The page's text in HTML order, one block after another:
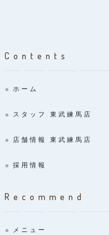
Contents
ホーム
スタッフ 東武練馬店
店舗情報 東武練馬店
採用情報
Recommend
メニュー